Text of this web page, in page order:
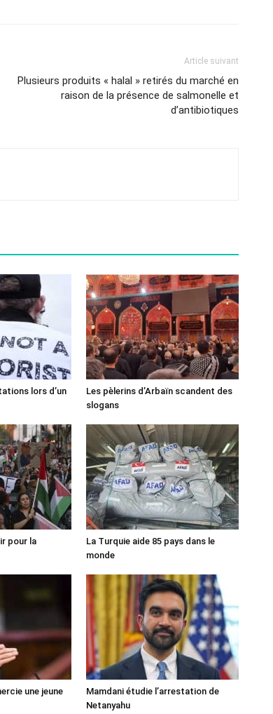
Article suivant
Plusieurs produits « halal » retirés du marché en
raison de la présence de salmonelle et
d’antibiotiques
lors d’un
Les pèlerins d’Arbaïn scandent des
slogans
pour la
La Turquie aide 85 pays dans le
monde
une jeune
Mamdani étudie l’arrestation de
Netanyahu